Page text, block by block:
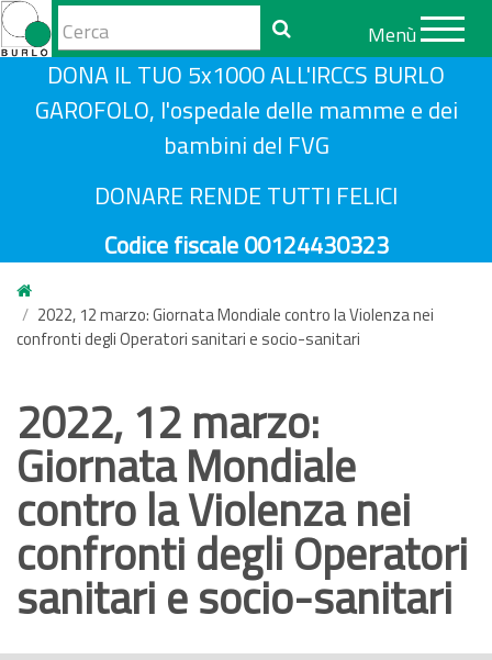
Form
di
ricerca
Cerca
DONA IL TUO 5x1000 ALL'IRCCS BURLO
GAROFOLO, l'ospedale delle mamme e dei
bambini del FVG
DONARE RENDE TUTTI FELICI
Codice fiscale 00124430323
Menù
2022, 12 marzo: Giornata Mondiale contro la Violenza nei
confronti degli Operatori sanitari e socio-sanitari
2022, 12 marzo:
Giornata Mondiale
contro la Violenza nei
confronti degli Operatori
sanitari e socio-sanitari